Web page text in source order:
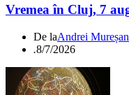
Vremea în Cluj, 7
De laAndrei Mureșan
.8/7/2026